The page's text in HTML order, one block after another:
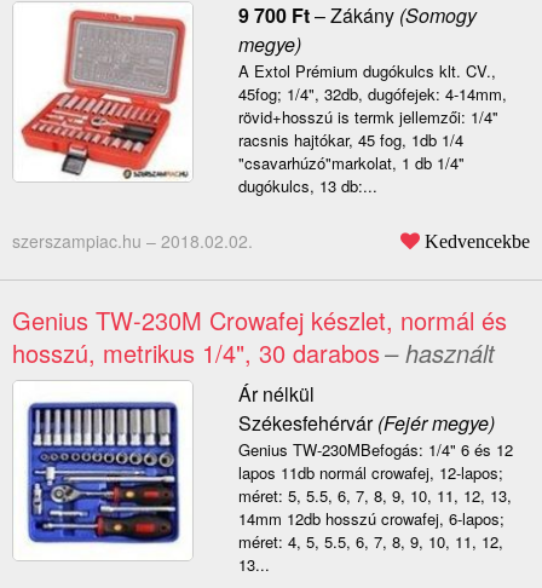
9 700 Ft–Zákány(Somogy
megye)
A Extol Prémium dugókulcs klt. CV.,
45fog; 1/4", 32db, dugófejek: 4-14mm,
rövid+hosszú is termk jellemzői: 1/4''
racsnis hajtókar, 45 fog, 1db 1/4
"csavarhúzó"markolat, 1 db 1/4''
dugókulcs, 13 db:...
szerszampiac.hu – 2018.02.02. Kedvencekbe
Genius TW-230M Crowafej készlet, normál és
hosszú, metrikus 1/4", 30 darabos– használt
Ár nélkül
Székesfehérvár(Fejér megye)
Genius TW-230MBefogás: 1/4" 6 és 12
lapos 11db normál crowafej, 12-lapos;
méret: 5, 5.5, 6, 7, 8, 9, 10, 11, 12, 13,
14mm 12db hosszú crowafej, 6-lapos;
méret: 4, 5, 5.5, 6, 7, 8, 9, 10, 11, 12,
13...